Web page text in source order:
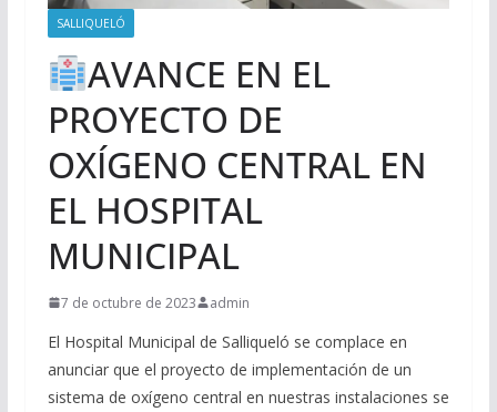
SALLIQUELÓ
AVANCE EN EL
PROYECTO DE
OXÍGENO CENTRAL EN
EL HOSPITAL
MUNICIPAL
7 de octubre de 2023 admin
El Hospital Municipal de Salliqueló se complace en
anunciar que el proyecto de implementación de un
sistema de oxígeno central en nuestras instalaciones se